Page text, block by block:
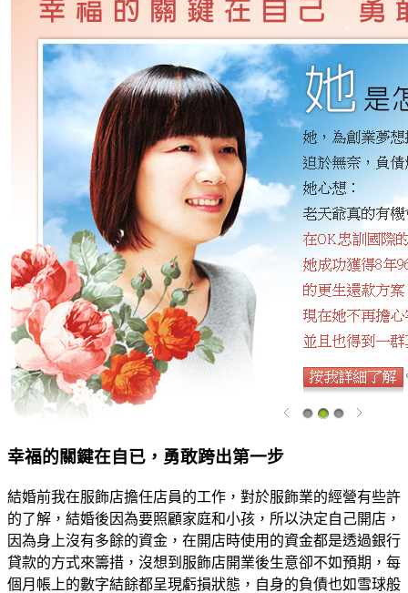
幸福的關鍵在自已，勇敢跨出第一步
結婚前我在服飾店擔任店員的工作，對於服飾業的經營有些許
的了解，結婚後因為要照顧家庭和小孩，所以決定自己開店，
因為身上沒有多餘的資金，在開店時使用的資金都是透過銀行
貸款的方式來籌措，沒想到服飾店開業後生意卻不如預期，每
個月帳上的數字結餘都呈現虧損狀態，自身的負債也如雪球般